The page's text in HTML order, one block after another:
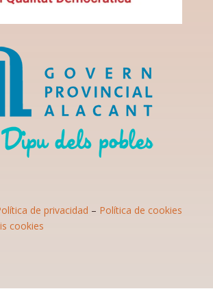
de privacidad – Política de cookies
cookies